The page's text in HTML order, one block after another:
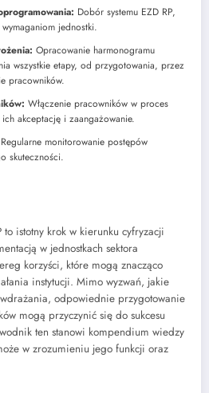
Dobór systemu EZD RP,
jednostki.
Opracowanie harmonogramu
wszystkie etapy, od przygotowania, przez
pracowników.
Włączenie pracowników w proces
akceptację i zaangażowanie.
Regularne monitorowanie postępów
skuteczności.
to istotny krok w kierunku cyfryzacji
w jednostkach sektora
korzyści, które mogą znacząco
instytucji. Mimo wyzwań, jakie
odpowiednie przygotowanie
mogą przyczynić się do sukcesu
ten stanowi kompendium wiedzy
w zrozumieniu jego funkcji oraz